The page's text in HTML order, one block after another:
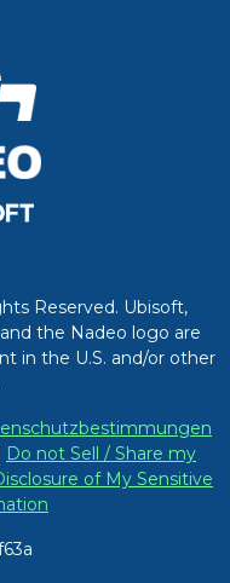
Reserved. Ubisoft,
the Nadeo logo are
in the U.S. and/or other
Do not Sell / Share my
of My Sensitive